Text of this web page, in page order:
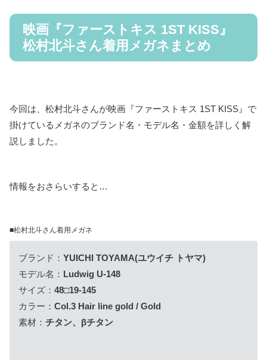
映画『ファーストキス 1ST KISS』
松村北斗さん着用メガネまとめ
今回は、松村北斗さんが映画『ファーストキス 1ST KISS』で
掛けているメガネのブランド名・モデル名・金額を詳しく解
説しました。
情報をおさらいすると…
■松村北斗さん着用メガネ
ブランド： YUICHI TOYAMA(ユウイチ トヤマ)
モデル名： Ludwig U-148
サイズ： 48□19-145
カラー： Col.3 Hair line gold / Gold
素材： チタン、βチタン